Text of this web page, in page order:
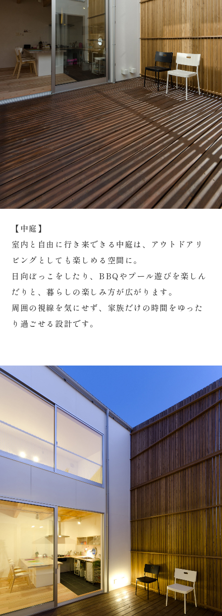
【中庭】
室内と自由に行き来できる中庭は、アウトドアリ
ビングとしても楽しめる空間に。
日向ぼっこをしたり、BBQやプール遊びを楽しん
だりと、暮らしの楽しみ方が広がります。
周囲の視線を気にせず、家族だけの時間をゆった
り過ごせる設計です。